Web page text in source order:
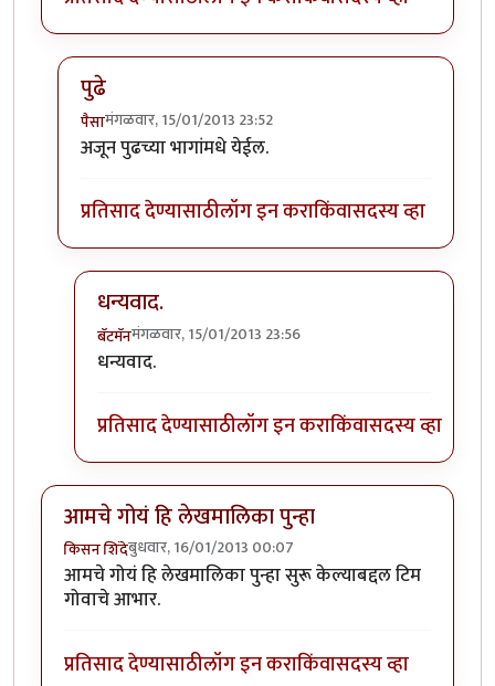
पुढे
पैसामंगळवार, 15/01/2013 23:52
In reply toउत्तम माहिती. बाकी शणैं
अजून पुढच्या भागांमधे येईल.
प्रतिसाद देण्यासाठीलॉग इन कराकिंवासदस्य व्हा
धन्यवाद.
बॅटमॅनमंगळवार, 15/01/2013 23:56
In reply to
धन्यवाद.
प्रतिसाद देण्यासाठीलॉग इन कराकिंवासदस्य व्हा
आमचे गोयं हि लेखमालिका पुन्हा
किसन शिंदेबुधवार, 16/01/2013 00:07
आमचे गोयं हि लेखमालिका पुन्हा सुरू केल्याबद्दल टिम
गोवाचे आभार.
प्रतिसाद देण्यासाठीलॉग इन कराकिंवासदस्य व्हा